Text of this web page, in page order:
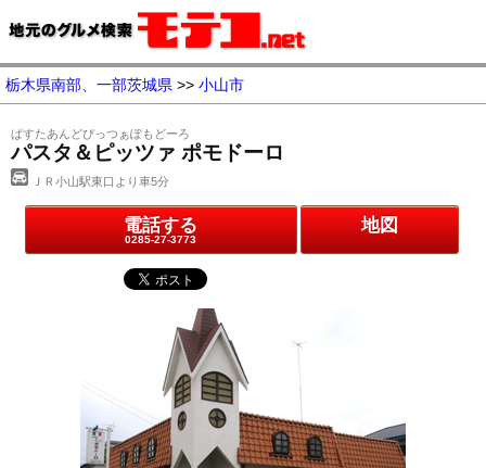
栃木県南部、一部茨城県 >> 小山市
ぱすたあんどぴっつぁぽもどーろ
パスタ＆ピッツァ ポモドーロ
ＪＲ小山駅東口より車5分
電話する
0285-27-3773
地図